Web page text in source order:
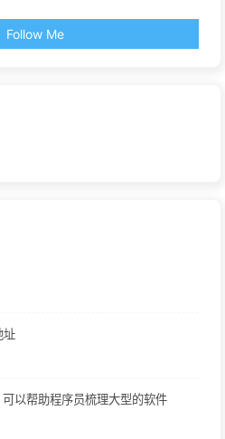
Follow Me
址
以帮助程序员梳理大型的软件